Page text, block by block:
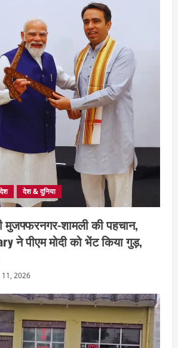
देश & दुनिया
मुजफ्फरनगर-शामली की पहचान,
ने पीएम मोदी को भेंट किया गुड़,
11, 2026